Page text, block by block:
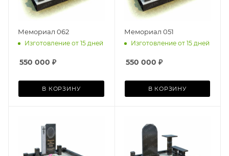
Мемориал 062
Изготовление от 15 дней
550 000 ₽
В КОРЗИНУ
Мемориал 051
Изготовление от 15 дней
550 000 ₽
В КОРЗИНУ